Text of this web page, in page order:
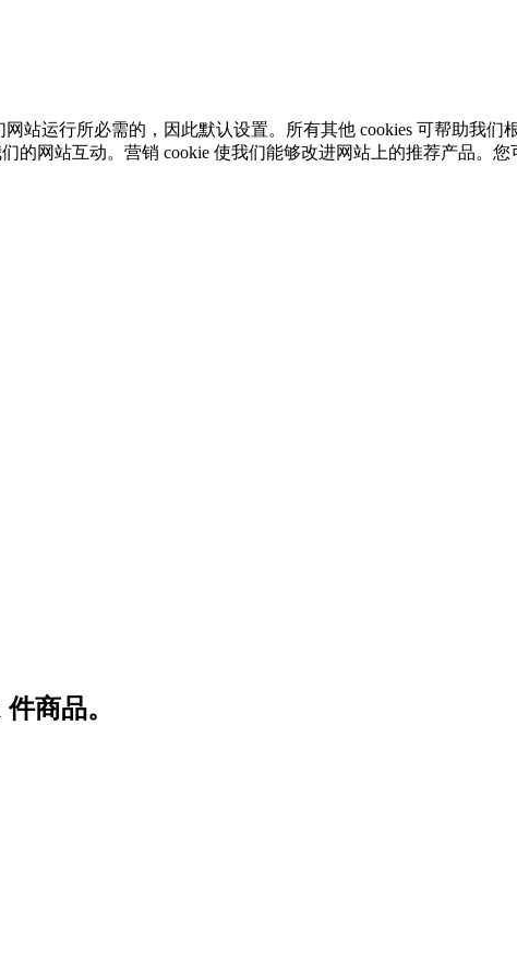
站运行所必需的，因此默认设置。所有其他 cookies 可帮助我们
网站互动。营销 cookie 使我们能够改进网站上的推荐产品。
商品。